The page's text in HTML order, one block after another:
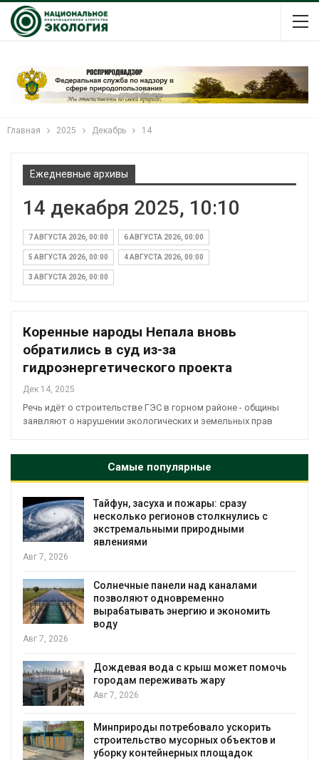
Главная 2025 Декабрь 14
Ежедневные архивы
14 декабря 2025, 10:10
7 АВГУСТА 2026, 00:00 6 АВГУСТА 2026, 00:00
5 АВГУСТА 2026, 00:00 4 АВГУСТА 2026, 00:00
3 АВГУСТА 2026, 00:00
Коренные народы Непала вновь
обратились в суд из-за
гидроэнергетического проекта
Дек 14, 2025
Речь идёт о строительстве ГЭС в горном районе - общины
заявляют о нарушении экологических и земельных прав
Самые популярные
засуха и пожары: сразу
регионов столкнулись с
природными
панели над каналами
одновременно
энергию и экономить
вода с крыш может помочь
переживать жару
2026
потребовало ускорить
мусорных объектов и
контейнерных площадок
Авг 6, 2026
Авг 6, 2026